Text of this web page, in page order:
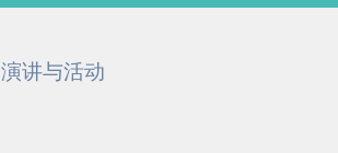
演讲与活动